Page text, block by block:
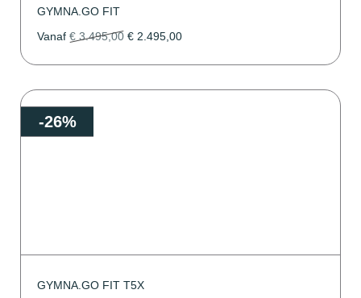
GYMNA.GO FIT
Vanaf € 3.495,00 € 2.495,00
-26%
GYMNA.GO FIT T5X